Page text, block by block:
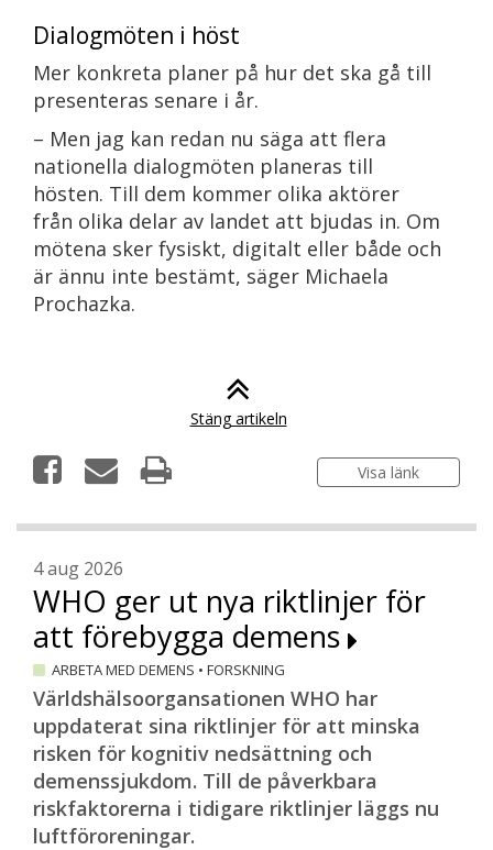
Dialogmöten i höst
Mer konkreta planer på hur det ska gå till
presenteras senare i år.
– Men jag kan redan nu säga att flera
nationella dialogmöten planeras till
hösten. Till dem kommer olika aktörer
från olika delar av landet att bjudas in. Om
mötena sker fysiskt, digitalt eller både och
är ännu inte bestämt, säger Michaela
Prochazka.
Stäng artikeln
Visa länk
4 aug 2026
WHO ger ut nya riktlinjer för
att förebygga demens
ARBETA MED DEMENS • FORSKNING
Världshälsoorgansationen WHO har
uppdaterat sina riktlinjer för att minska
risken för kognitiv nedsättning och
demenssjukdom. Till de påverkbara
riskfaktorerna i tidigare riktlinjer läggs nu
luftföroreningar.